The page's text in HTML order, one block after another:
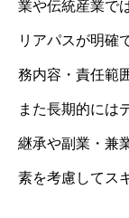
業や伝統産業で
リアパスが明確
務内容・責任範
また長期的には
継承や副業・兼
素を考慮してス